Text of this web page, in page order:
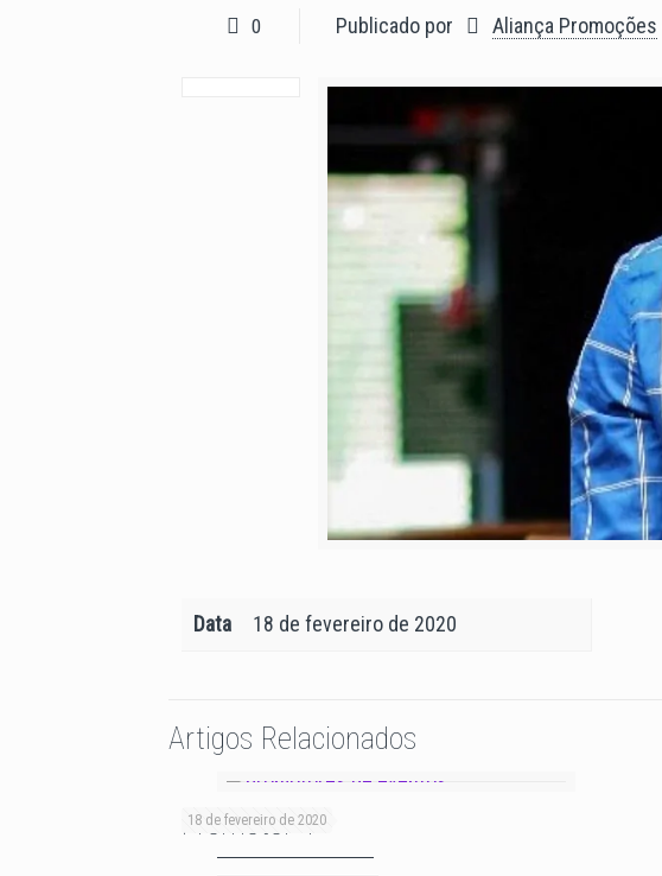
0 Publicado por Aliança Promoções
Data 18 de fevereiro de 2020
Artigos Relacionados
18 de fevereiro de 2020
Promotor 4